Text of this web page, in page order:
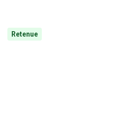
Retenue